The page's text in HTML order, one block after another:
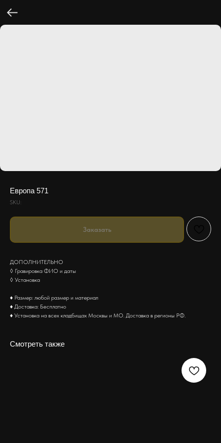
Европа 571
SKU:
Заказать
ДОПОЛНИТЕЛЬНО
◊ Гравировка ФИО и даты
◊ Установка
♦ Размер: любой размер и материал
♦ Доставка: Бесплатно
♦ Установка на всех кладбищах Москвы и МО. Доставка в регионы РФ.
Смотреть также